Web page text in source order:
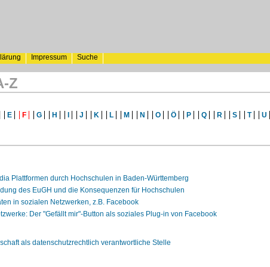
Impressum
Suche
Z
E F G H J K L M N O Ö P Q R S T U
Plattformen durch Hochschulen in Baden-Württemberg
des EuGH und die Konsequenzen für Hochschulen
in sozialen Netzwerken, z.B. Facebook
Der "Gefällt mir"-Button als soziales Plug-in von Facebook
als datenschutzrechtlich verantwortliche Stelle